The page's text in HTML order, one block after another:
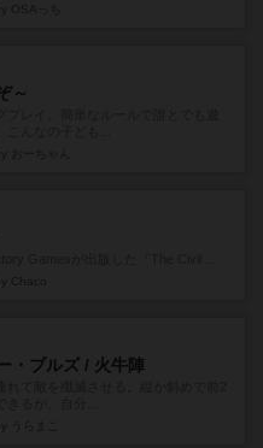
～
・ブルズ / 火牛陣